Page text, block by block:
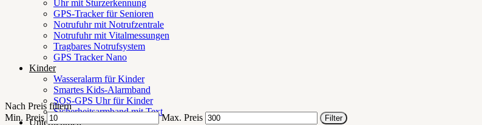
Uhr mit Sturzerkennung
GPS-Tracker für Senioren
Notrufuhr mit Notrufzentrale
Notrufuhr mit Vitalmessungen
Tragbares Notrufsystem
GPS Tracker Nano
Kinder
Wasseralarm für Kinder
Smartes Kids-Alarmband
SOS-GPS Uhr für Kinder
Sicherheitsarmband mit Text
Unternehmen
Nach Preis filtern
Min. Preis
Max. Preis Filter